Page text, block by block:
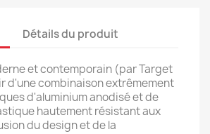
Détails du produit
et contemporain (par Target
d'une combinaison extrêmement
d'aluminium anodisé et de
hautement résistant aux
du design et de la